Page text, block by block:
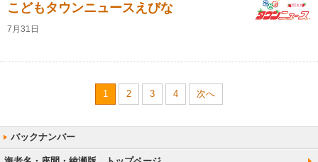
こどもタウンニュースえびな
7月31日
1 2 3 4 次へ